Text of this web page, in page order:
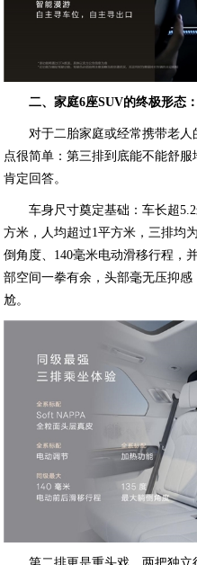
二、家庭6座SUV的终极形态
对于二胎家庭或经常携带老
点很简单：第三排到底能不能舒
肯定回答。
车身尺寸奠定基础：车长超
方米，人均超过1平方米，三排均
倒角度、140毫米电动滑移行程，
部空间一拳有余，头部毫无压抑
尬。